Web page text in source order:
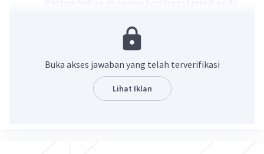
Pertumbuhan ekonomi cenderung hanya
memperhatikan kenaikan pendapatan nasional
(PDB, PNB). Semakin besar nilai PDB / PNB
semakin tinggi pula pertumbuhan ekonomi
Buka akses jawaban yang telah terverifikasi
Lihat Iklan